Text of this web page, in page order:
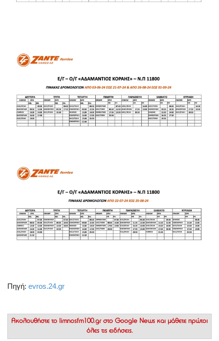
Πηγή: evros.24.gr
Ακολουθήστε το limnosfm100.gr στο Google News και μάθετε πρώτοι
όλες τις ειδήσεις.